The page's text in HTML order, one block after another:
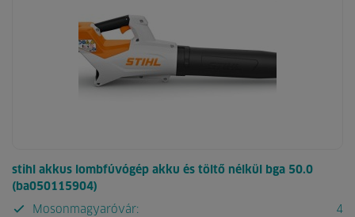
stihl akkus lombfúvógép akku és töltő nélkül bga 50.0
(ba050115904)
Mosonmagyaróvár:
4